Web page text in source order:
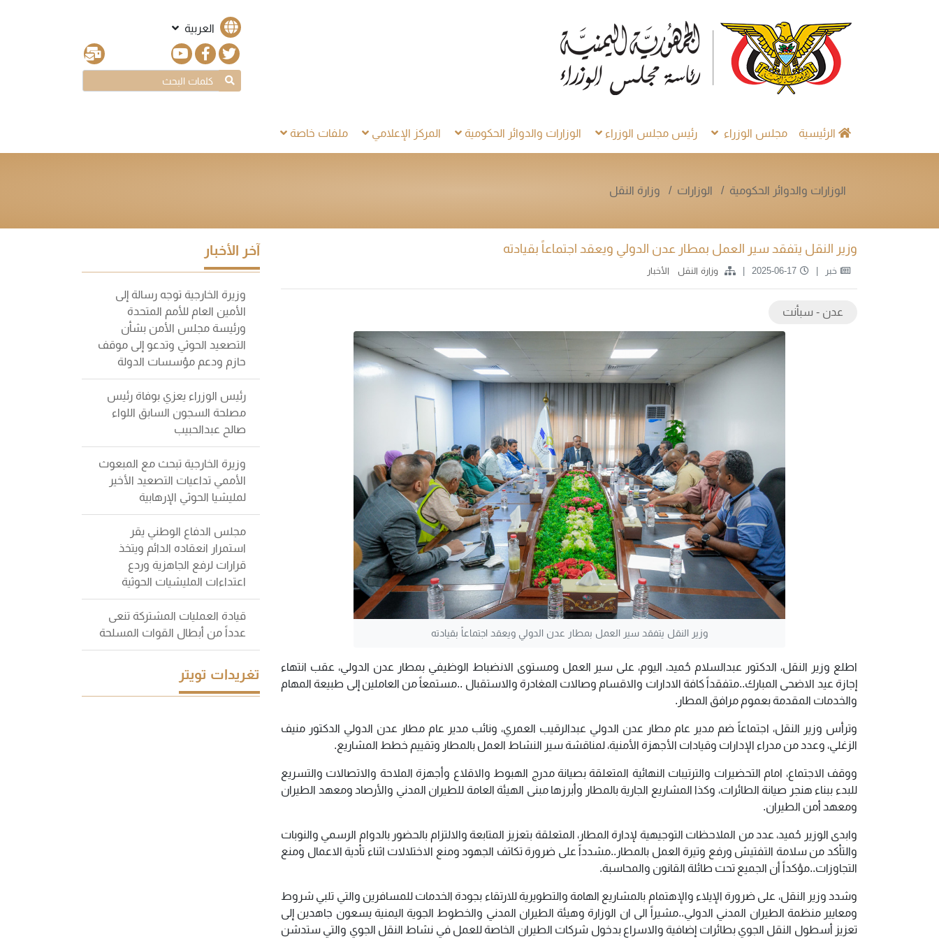
العربية
الرئيسية مجلس الوزراء رئيس مجلس الوزراء الوزارات والدوائر الحكومية المركز الإعلامي ملفات خاصة
الوزارات والدوائر الحكومية الوزارات وزارة النقل
وزير النقل يتفقد سير العمل بمطار عدن الدولي ويعقد اجتماعاً بقيادته
خبر 2025-06-17 وزارة النقل الأخبار
عدن - سبأنت
وزير النقل يتفقد سير العمل بمطار عدن الدولي ويعقد اجتماعاً بقيادته
اطلع وزير النقل، الدكتور عبدالسلام حُميد، اليوم، على سير العمل ومستوى الانضباط الوظيفي بمطار عدن الدولي، عقب انتهاء
إجازة عيد الاضحى المبارك..متفقداً كافة الادارات والاقسام وصالات المغادرة والاستقبال ..مستمعاً من العاملين إلى طبيعة المهام
والخدمات المقدمة بعموم مرافق المطار.
وترأس وزير النقل، اجتماعاً ضم مدير عام مطار عدن الدولي عبدالرقيب العمري، ونائب مدير عام مطار عدن الدولي الدكتور منيف
الزغلي، وعدد من مدراء الإدارات وقيادات الأجهزة الأمنية، لمناقشة سير النشاط العمل بالمطار وتقييم خطط المشاريع.
ووقف الاجتماع، امام التحضيرات والترتيبات النهائية المتعلقة بصيانة مدرج الهبوط والاقلاع وأجهزة الملاحة والاتصالات والتسريع
للبدء ببناء هنجر صيانة الطائرات، وكذا المشاريع الجارية بالمطار وأبرزها مبنى الهيئة العامة للطيران المدني والأرصاد ومعهد الطيران
ومعهد أمن الطيران.
وابدى الوزير حُميد، عدد من الملاحظات التوجيهية لإدارة المطار، المتعلقة بتعزيز المتابعة والالتزام بالحضور بالدوام الرسمي والنوبات
والتأكد من سلامة التفتيش ورفع وتيرة العمل بالمطار..مشدداً على ضرورة تكاتف الجهود ومنع الاختلالات اثناء تأدية الاعمال ومنع
التجاوزات..مؤكداً أن الجميع تحت طائلة القانون والمحاسبة.
وشدد وزير النقل، على ضرورة الإيلاء والإهتمام بالمشاريع الهامة والتطويرية للارتقاء بجودة الخدمات للمسافرين والتي تلبي شروط
ومعايير منظمة الطيران المدني الدولي..مشيراً الى ان الوزارة وهيئة الطيران المدني والخطوط الجوية اليمنية يسعون جاهدين إلى
تعزيز أسطول النقل الجوي بطائرات إضافية والاسراع بدخول شركات الطيران الخاصة للعمل في نشاط النقل الجوي والتي ستدشن
آخر الأخبار
وزيرة الخارجية توجه رسالة إلى
الأمين العام للأمم المتحدة
ورئيسة مجلس الأمن بشأن
التصعيد الحوثي وتدعو إلى موقف
حازم ودعم مؤسسات الدولة
رئيس الوزراء يعزي بوفاة رئيس
مصلحة السجون السابق اللواء
صالح عبدالحبيب
وزيرة الخارجية تبحث مع المبعوث
الأممي تداعيات التصعيد الأخير
لمليشيا الحوثي الإرهابية
مجلس الدفاع الوطني يقر
استمرار انعقاده الدائم ويتخذ
قرارات لرفع الجاهزية وردع
اعتداءات المليشيات الحوثية
قيادة العمليات المشتركة تنعى
عدداً من أبطال القوات المسلحة
تغريدات تويتر